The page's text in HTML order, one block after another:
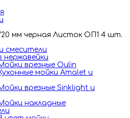
мм черная Листок ОП1 4 шт.
смесители
нержавейки
врезные Oulin
мойки Amalet и
врезные Sinklight и
накладные